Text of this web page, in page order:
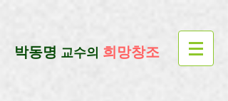
​박동명 교수의 희망창조